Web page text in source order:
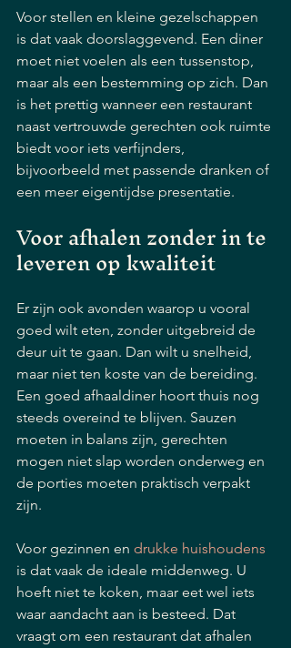
Voor stellen en kleine gezelschappen
is dat vaak doorslaggevend. Een diner
moet niet voelen als een tussenstop,
maar als een bestemming op zich. Dan
is het prettig wanneer een restaurant
naast vertrouwde gerechten ook ruimte
biedt voor iets verfijnders,
bijvoorbeeld met passende dranken of
een meer eigentijdse presentatie.
Voor afhalen zonder in te
leveren op kwaliteit
Er zijn ook avonden waarop u vooral
goed wilt eten, zonder uitgebreid de
deur uit te gaan. Dan wilt u snelheid,
maar niet ten koste van de bereiding.
Een goed afhaaldiner hoort thuis nog
steeds overeind te blijven. Sauzen
moeten in balans zijn, gerechten
mogen niet slap worden onderweg en
de porties moeten praktisch verpakt
zijn.
Voor gezinnen en drukke huishoudens
is dat vaak de ideale middenweg. U
hoeft niet te koken, maar eet wel iets
waar aandacht aan is besteed. Dat
vraagt om een restaurant dat afhalen